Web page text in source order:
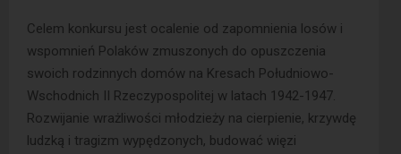
Celem konkursu jest ocalenie od zapomnienia losów i
wspomnień Polaków zmuszonych do opuszczenia
swoich rodzinnych domów na Kresach Południowo-
Wschodnich II Rzeczypospolitej w latach 1942-1947.
Rozwijanie wrażliwości młodzieży na cierpienie, krzywdę
ludzką i tragizm wypędzonych, budować więzi